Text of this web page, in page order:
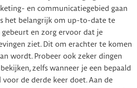
en communicatiegebied gaan
het belangrijk om up-to-date te
en zorg ervoor dat je
ziet. Dit om erachter te komen
wordt. Probeer ook zeker dingen
zelfs wanneer je een bepaald
de derde keer doet. Aan de